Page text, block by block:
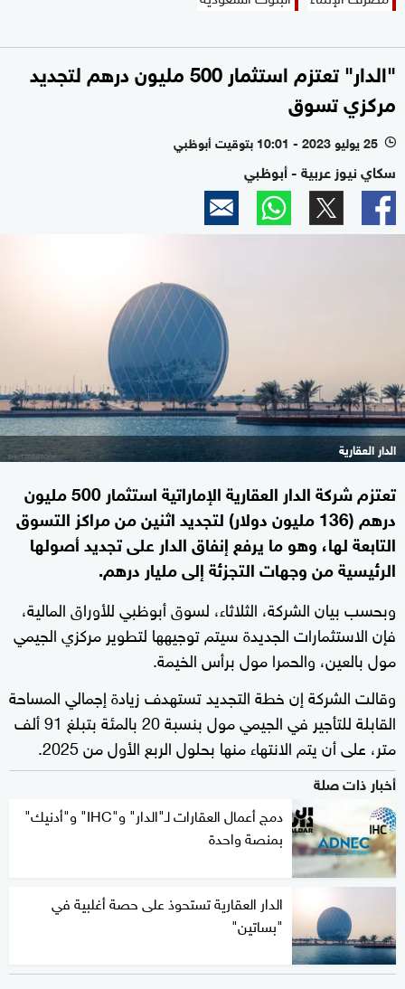
"الدار" تعتزم استثمار 500 مليون درهم لتجديد
مركزي تسوق
l 25 يوليو 2023 - 10:01 بتوقيت أبوظبي
سكاي نيوز عربية - أبوظبي
الدار العقارية
تعتزم شركة الدار العقارية الإماراتية استثمار 500 مليون
درهم (136 مليون دولار) لتجديد اثنين من مراكز التسوق
التابعة لها، وهو ما يرفع إنفاق الدار على تجديد أصولها
الرئيسية من وجهات التجزئة إلى مليار درهم.
وبحسب بيان الشركة، الثلاثاء، لسوق أبوظبي للأوراق المالية،
فإن الاستثمارات الجديدة سيتم توجيهها لتطوير مركزي الجيمي
مول بالعين، والحمرا مول برأس الخيمة.
وقالت الشركة إن خطة التجديد تستهدف زيادة إجمالي المساحة
القابلة للتأجير في الجيمي مول بنسبة 20 بالمئة بتبلغ 91 ألف
متر، على أن يتم الانتهاء منها بحلول الربع الأول من 2025.
أخبار ذات صلة
دمج أعمال العقارات لـ"الدار" و"IHC" و"أدنيك"
بمنصة واحدة
الدار العقارية تستحوذ على حصة أغلبية في
"بساتين"